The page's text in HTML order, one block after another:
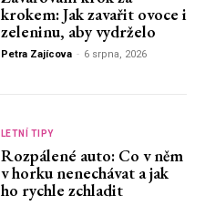
krokem: Jak zavařit ovoce i
zeleninu, aby vydrželo
Petra Zajícova - 6 srpna, 2026
LETNÍ TIPY
Rozpálené auto: Co v něm
v horku nenechávat a jak
ho rychle zchladit